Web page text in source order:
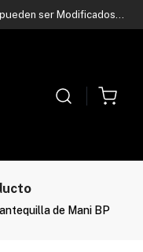
ser Modificados
whatsapp
de Mani BP